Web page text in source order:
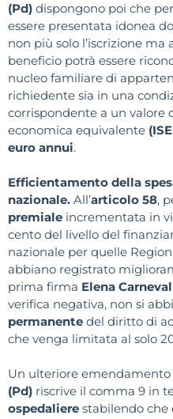
(Pd) dispongono poi che
essere presentata idonea
non più solo l’iscrizione ma
beneficio potrà essere
nucleo familiare di
richiedente sia in una
corrispondente a un valore
economica equivalente
euro annui.
Efficientamento della
nazionale. All’articolo 58,
premiale incrementata in
cento del livello del
nazionale per quelle
abbiano registrato
prima firma Elena
verifica negativa, non si
permanente del diritto di
che venga limitata al solo
Un ulteriore
(Pd) riscrive il comma 9 in
ospedaliere stabilendo che